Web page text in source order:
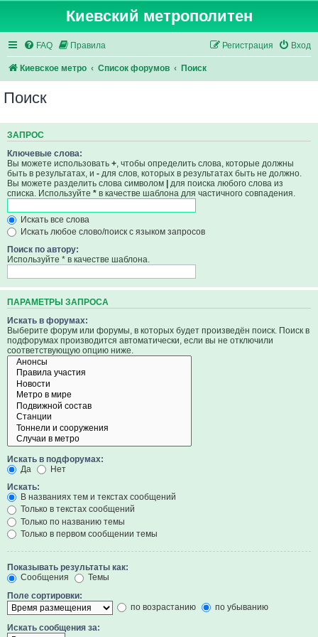
Киевский метрополитен
FAQ Правила Вход
Регистрация
Киевское метро Список форумов Поиск
Поиск
ЗАПРОС
Ключевые слова:
Вы можете использовать + , чтобы определить слова, которые должны
быть в результатах, и - для слов, которых в результатах быть не должно.
Вы можете разделить слова символом | для поиска любого слова из
списка. Используйте * в качестве шаблона для частичного совпадения.
Искать все слова
Искать любое слово/поиск с языком запросов
Поиск по автору:
Используйте * в качестве шаблона.
ПАРАМЕТРЫ ЗАПРОСА
Искать в форумах:
Выберите форум или форумы, в которых будет произведён поиск. Поиск в
подфорумах производится автоматически, если вы не отключили
соответствующую опцию ниже.
Искать в подфорумах:
Да
Нет
Искать:
В названиях тем и текстах сообщений
Только в текстах сообщений
Только по названию темы
Только в первом сообщении темы
Показывать результаты как:
Сообщения
Темы
Поле сортировки:
по возрастанию
по убыванию
Искать сообщения за: